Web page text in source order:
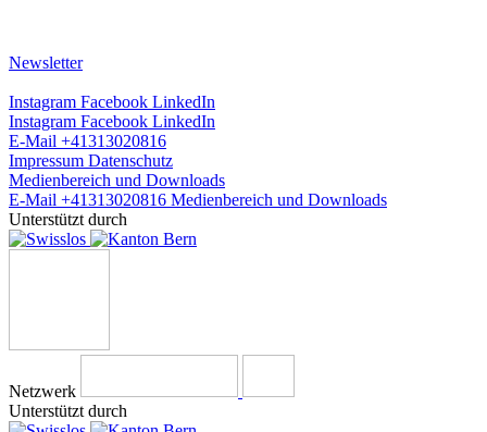
Newsletter
Instagram Facebook LinkedIn
Instagram Facebook LinkedIn
E-Mail +41313020816
Impressum Datenschutz
Medienbereich und Downloads
E-Mail +41313020816 Medienbereich und Downloads
Unterstützt durch
Netzwerk
Unterstützt durch